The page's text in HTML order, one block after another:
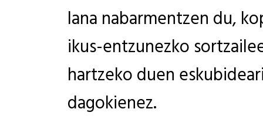
lana nabarmentzen du,
ikus-entzunezko
hartzeko duen
dagokienez.